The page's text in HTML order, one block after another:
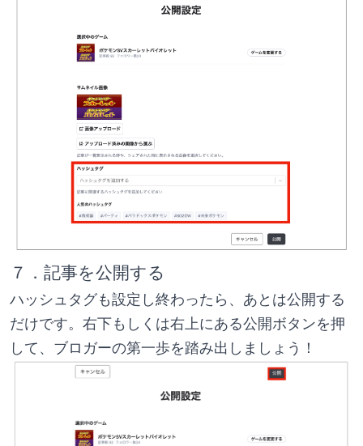
７．記事を公開する
ハッシュタグも設定し終わったら、あとは公開する
だけです。右下もしくは右上にある公開ボタンを押
して、ブロガーの第一歩を踏み出しましょう！